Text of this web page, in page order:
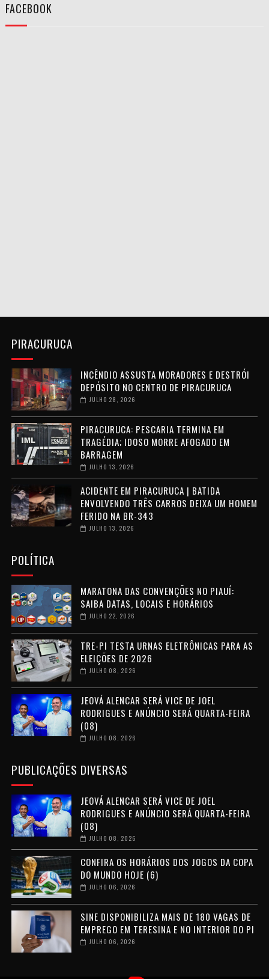
FACEBOOK
PIRACURUCA
INCÊNDIO ASSUSTA MORADORES E DESTRÓI
DEPÓSITO NO CENTRO DE PIRACURUCA
JULHO 28, 2026
PIRACURUCA: PESCARIA TERMINA EM
TRAGÉDIA; IDOSO MORRE AFOGADO EM
BARRAGEM
JULHO 13, 2026
ACIDENTE EM PIRACURUCA | BATIDA
ENVOLVENDO TRÊS CARROS DEIXA UM HOMEM
FERIDO NA BR-343
JULHO 13, 2026
POLÍTICA
MARATONA DAS CONVENÇÕES NO PIAUÍ:
SAIBA DATAS, LOCAIS E HORÁRIOS
JULHO 22, 2026
TRE-PI TESTA URNAS ELETRÔNICAS PARA AS
ELEIÇÕES DE 2026
JULHO 08, 2026
JEOVÁ ALENCAR SERÁ VICE DE JOEL
RODRIGUES E ANÚNCIO SERÁ QUARTA-FEIRA
(08)
JULHO 08, 2026
PUBLICAÇÕES DIVERSAS
JEOVÁ ALENCAR SERÁ VICE DE JOEL
RODRIGUES E ANÚNCIO SERÁ QUARTA-FEIRA
(08)
JULHO 08, 2026
CONFIRA OS HORÁRIOS DOS JOGOS DA COPA
DO MUNDO HOJE (6)
JULHO 06, 2026
SINE DISPONIBILIZA MAIS DE 180 VAGAS DE
EMPREGO EM TERESINA E NO INTERIOR DO PI
JULHO 06, 2026